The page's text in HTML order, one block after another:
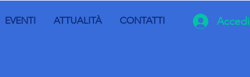
EVENTI ATTUALITÀ CONTATTI Accedi